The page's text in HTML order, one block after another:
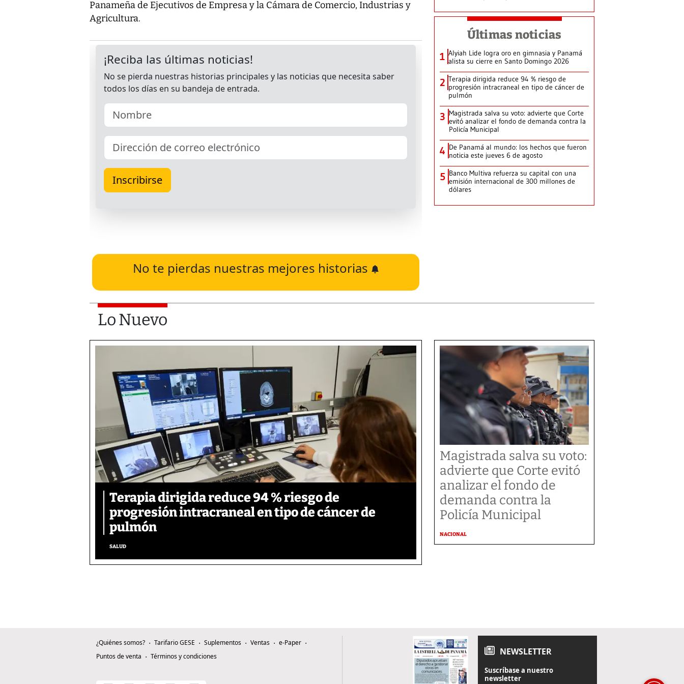
Panameña de Ejecutivos de Empresa y la Cámara de Comercio, Industrias y
Agricultura.
No te pierdas nuestras mejores historias
Últimas noticias
1 Alyiah Lide logra oro en gimnasia y Panamá
alista su cierre en Santo Domingo 2026
2 Terapia dirigida reduce 94 % riesgo de
progresión intracraneal en tipo de cáncer de
pulmón
3 Magistrada salva su voto: advierte que Corte
evitó analizar el fondo de demanda contra la
Policía Municipal
4 De Panamá al mundo: los hechos que fueron
noticia este jueves 6 de agosto
5 Banco Multiva refuerza su capital con una
emisión internacional de 300 millones de
dólares
Lo Nuevo
Terapia dirigida reduce 94 % riesgo de
progresión intracraneal en tipo de cáncer de
pulmón
SALUD
Magistrada salva su voto:
advierte que Corte evitó
analizar el fondo de
demanda contra la
Policía Municipal
NACIONAL
¿Quiénes somos? Tarifario GESE Suplementos Ventas
e-Paper
Puntos de venta
Términos y condiciones NEWSLETTER
Suscríbase a nuestro
newsletter